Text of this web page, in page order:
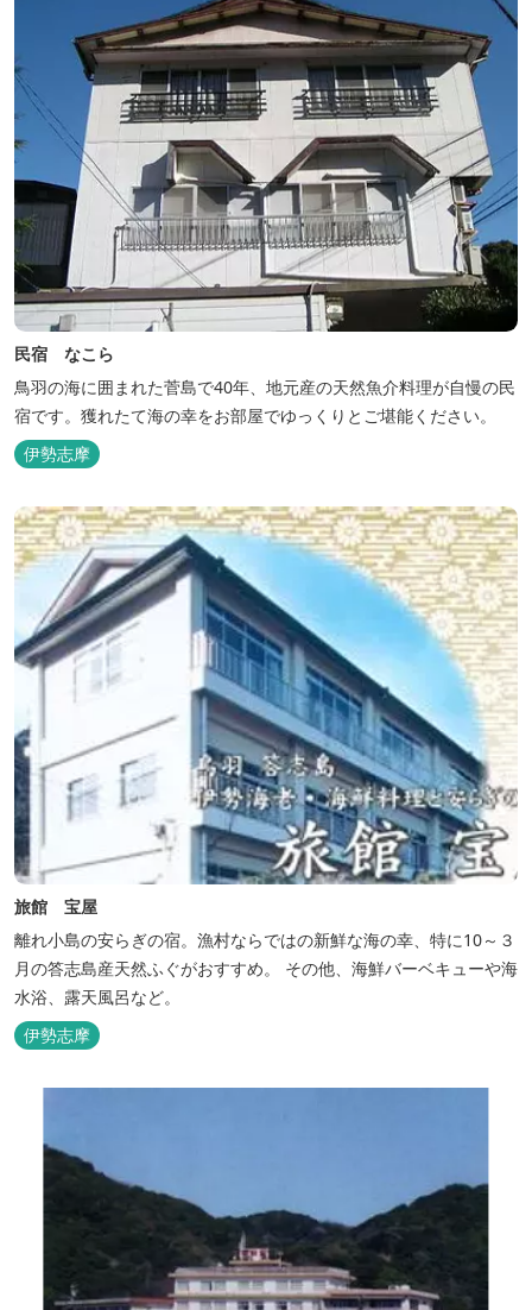
民宿 なこら
鳥羽の海に囲まれた菅島で40年、地元産の天然魚介料理が自慢の民
宿です。獲れたて海の幸をお部屋でゆっくりとご堪能ください。
伊勢志摩
旅館 宝屋
離れ小島の安らぎの宿。漁村ならではの新鮮な海の幸、特に10～３
月の答志島産天然ふぐがおすすめ。 その他、海鮮バーベキューや海
水浴、露天風呂など。
伊勢志摩